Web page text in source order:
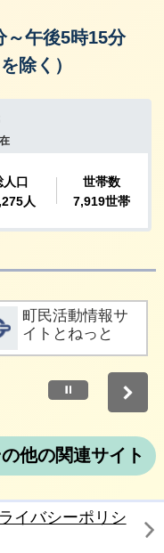
～午後5時15分
除く）
詳細をみる
町民活動情報サ
イトとねっと
停止
他の関連サイト
イバシーポリシ